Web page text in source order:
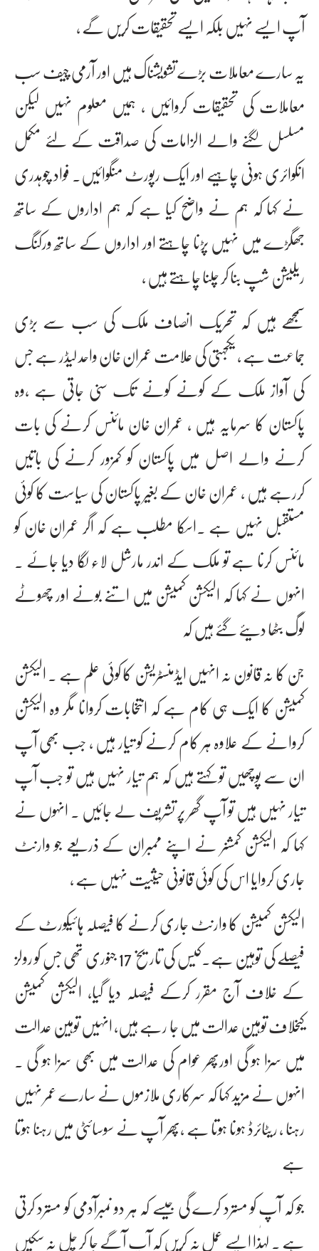
آپ ایسے نہیں بلکہ ایسے تحقیقات کریں گے ،
یہ سارے معاملات بڑے تشویشناک ہیں اور آرمی چیف سب
معاملات کی تحقیقات کروائیں ، ہمیں معلوم نہیں لیکن
مسلسل لگنے والے الزامات کی صداقت کے لئے مکمل
انکوائری ہونی چاہیے اور ایک رپورٹ منگوائیں۔ فواد چوہدری
نے کہا کہ ہم نے واضح کیا ہے کہ ہم اداروں کے ساتھ
جھگڑے میں نہیں پڑنا چاہتے اور اداروں کے ساتھ ورکنگ
ریلیشن شپ بنا کر چلنا چاہتے ہیں ،
سمجھے ہیں کہ تحریک انصاف ملک کی سب سے بڑی
جماعت ہے ، یکجہتی کی علامت عمران خان واحد لیڈر ہے جس
کی آواز ملک کے کونے کونے تک سنی جاتی ہے ،وہ
پاکستان کا سرمایہ ہیں ، عمران خان مائنس کرنے کی بات
کرنے والے اصل میں پاکستان کو کمزور کرنے کی باتیں
کررہے ہیں ، عمران خان کے بغیر پاکستان کی سیاست کا کوئی
مستقبل نہیں ہے ۔اسکا مطلب ہے کہ اگر عمران خان کو
مائنس کرنا ہے تو ملک کے اندر مارشل لاء لگا دیا جائے ۔
انہوں نے کہا کہ الیکشن کمیشن میں اتنے بونے اور چھوٹے
لوگ بٹھا دیئے گئے ہیں کہ
جن کا نہ قانون نہ انہیں ایڈمنسٹریشن کا کوئی علم ہے ۔ الیکشن
کمیشن کا ایک ہی کام ہے کہ انتخابات کروانا مگر وہ الیکشن
کروانے کے علاوہ ہر کام کرنے کو تیار ہیں ، جب بھی آپ
ان سے پوچھیں تو کہتے ہیں کہ ہم تیار نہیں ہیں تو جب آپ
تیار نہیں ہیں تو آپ گھر پر تشریف لے جائیں ۔ انہوں نے
کہا کہ الیکشن کمشنر نے اپنے ممبران کے ذریعے جو وارنٹ
جاری کروایا اس کی کوئی قانونی حیثیت نہیں ہے ،
الیکشن کمیشن کا وارنٹ جاری کرنے کا فیصلہ ہائیکورٹ کے
فیصلے کی توہین ہے۔کیس کی تاریخ 17 جنوری تھی جس کو رولز
کے خلاف آج مقرر کرکے فیصلہ دیا گیا، الیکشن کمیشن
کیخلاف توہین عدالت میں جا رہے ہیں، انہیں توہین عدالت
میں سزا ہو گی اورپھر عوام کی عدالت میں بھی سزا ہو گی ۔
انہوں نے مزید کہا کہ سرکاری ملازموں نے سارے عمر نہیں
رہنا ، ریٹائرڈ ہونا ہوتا ہے ،پھر آپ نے سوسائٹی میں رہنا ہوتا
ہے
جو کہ آپ کو مسترد کرے گی جیسے کہ ہر دو نمبرآدمی کو مسترد کرتی
ہے ۔ لہٰذا ایسے عمل نہ کریں کہ آپ آگے جا کر چل نہ سکیں